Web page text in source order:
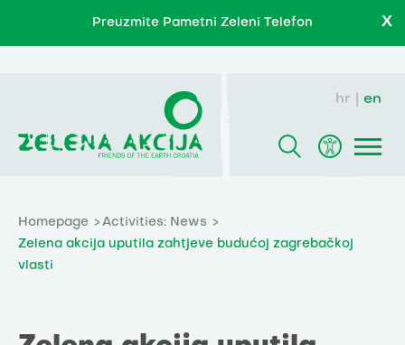
Preuzmite Pametni Zeleni Telefon X
hr en
Homepage
Activities: News
Zelena akcija uputila zahtjeve budućoj zagrebačkoj
vlasti